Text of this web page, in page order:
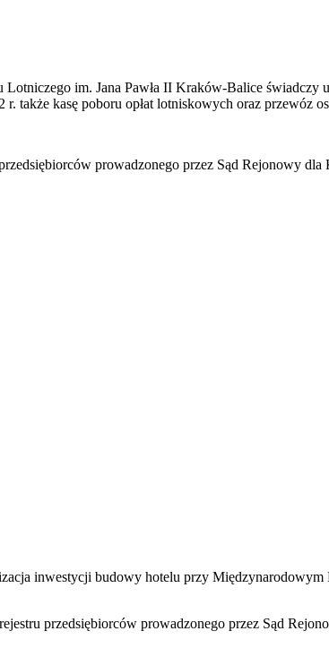
im. Jana Pawła II Kraków-Balice świadczy
także kasę poboru opłat lotniskowych oraz przewóz
prowadzonego przez Sąd Rejonowy
inwestycji budowy hotelu przy
przedsiębiorców prowadzonego przez Sąd